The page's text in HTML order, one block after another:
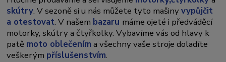
skútry. V sezoně si u nás můžete tyto mašinyvypůjčit
a otestovat. V našem bazaru máme ojeté i předváděcí
motorky, skútry a čtyřkolky. Vybavíme vás od hlavy k
patě moto oblečením a všechny vaše stroje doladíte
veškerým příslušenstvím.